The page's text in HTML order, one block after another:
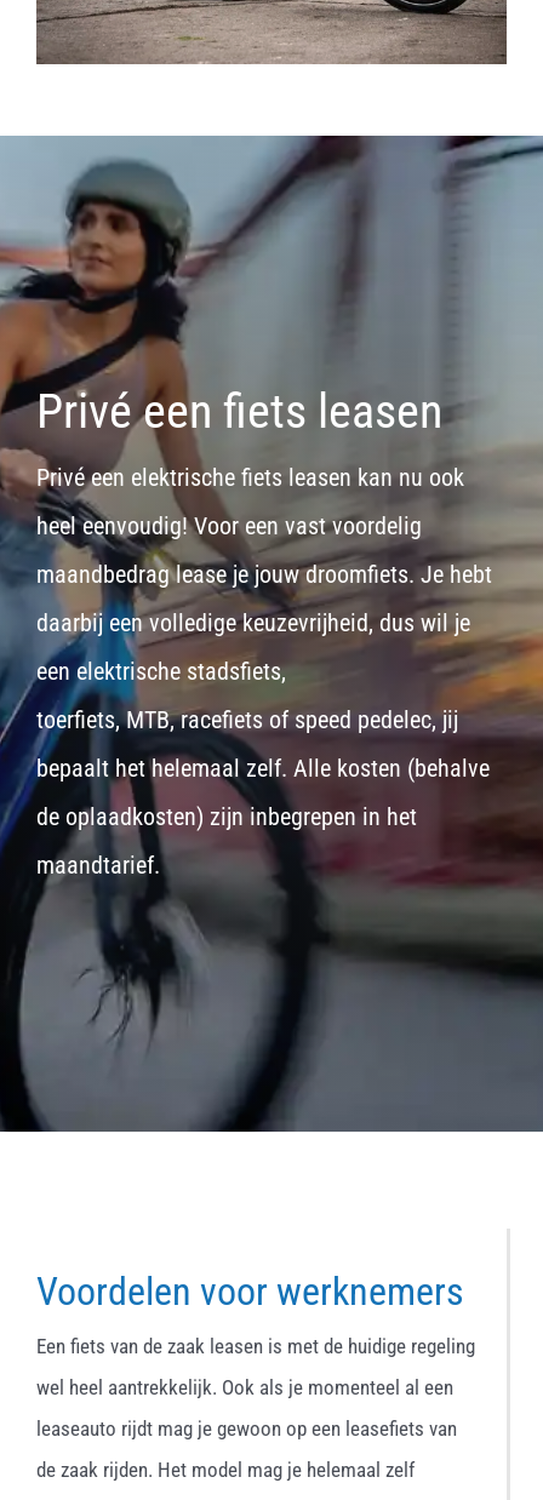
Privé een fiets leasen
Privé een elektrische fiets leasen kan nu ook
heel eenvoudig! Voor een vast voordelig
maandbedrag lease je jouw droomfiets. Je hebt
daarbij een volledige keuzevrijheid, dus wil je
eenelektrische stadsfiets,
toerfiets,MTB,racefietsof speed pedelec, jij
bepaalt het helemaal zelf. Alle kosten (behalve
de oplaadkosten) zijn inbegrepen in het
maandtarief.
Voordelen voor werknemers
Een fiets van de zaak leasen is met de huidige regeling
wel heel aantrekkelijk. Ook als je momenteel al een
leaseauto rijdt mag je gewoon op een leasefiets van
de zaak rijden. Het model mag je helemaal zelf